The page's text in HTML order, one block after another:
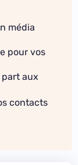
média
pour vos
aux
contacts